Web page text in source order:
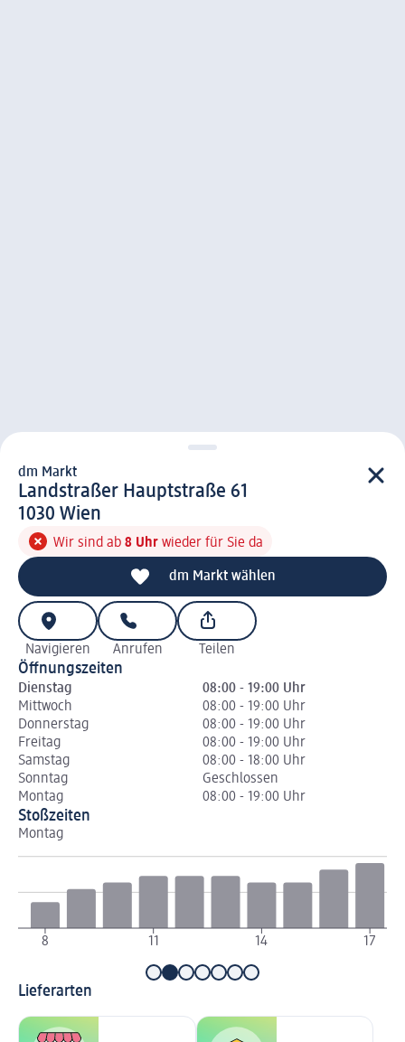
d m Markt
dm Markt
Landstraßer Hauptstraße 61
1 0 3 0
1030 Wien
Wir sind ab 8 Uhr wieder für Sie da
dm Markt wählen
Navigieren Anrufen Teilen
Öffnungszeiten
Dienstag
08:00 - 19:00 Uhr
Mittwoch
08:00 - 19:00 Uhr
Donnerstag
08:00 - 19:00 Uhr
Freitag
08:00 - 19:00 Uhr
Samstag
08:00 - 18:00 Uhr
Sonntag
Geschlossen
Montag
08:00 - 19:00 Uhr
Stoßzeiten
Montag
8 11 14 17
Lieferarten